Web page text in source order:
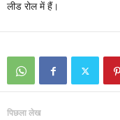
लीड रोल में हैं।
पिछला लेख